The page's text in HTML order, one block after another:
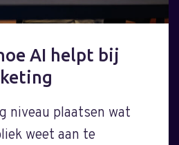
AI helpt bij
niveau plaatsen wat
weet aan te